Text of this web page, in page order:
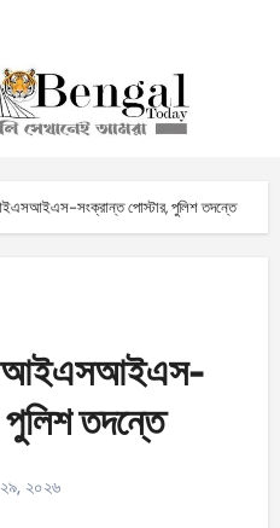
সংক্রান্ত পোস্টার, পুলিশ তদন্তে
আইএসআইএস-
তদন্তে
২০২৬